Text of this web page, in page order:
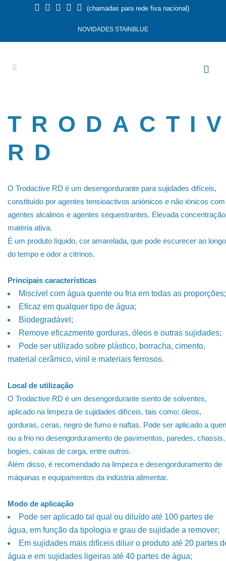
(chamadas para rede fixa nacional)
NOVIDADES STAINBLUE
RD
O Trodactive RD é um desengordurante para sujidades difíceis,
constituído por agentes tensioactivos aniónicos e não iónicos com
agentes alcalinos e agentes sequestrantes. Elevada
matéria ativa.
É um produto líquido, cor amarelada, que pode escurecer ao longo
do tempo e odor a citrinos.
Principais características
Miscível com água quente ou fria em todas as proporções;
Eficaz em qualquer tipo de água;
Biodegradável;
Remove eficazmente gorduras, óleos e outras sujidades;
Pode ser utilizado sobre plástico, borracha, cimento,
material cerâmico, vinil e materiais ferrosos.
Local de utilização
O Trodactive RD é um desengordurante isento de solventes,
aplicado na limpeza de sujidades difíceis, tais como: óleos,
gorduras, ceras, negro de fumo e naftas. Pode ser aplicado a
ou a frio no desengorduramento de pavimentos, paredes, chassis,
bogies, caixas de carga, entre outros.
Além disso, é recomendado na limpeza e desengorduramento de
máquinas e equipamentos da indústria alimentar.
Modo de aplicação
Pode ser aplicado tal qual ou diluído até 100 partes de
água, em função da tipologia e grau de sujidade a remover;
Em sujidades mais difíceis diluir o produto até 20 partes
água e em sujidades ligeiras até 40 partes de água;